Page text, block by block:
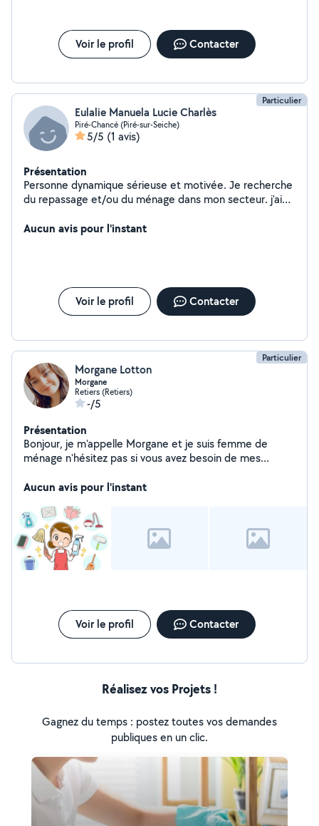
Voir le profil Contacter
Particulier
Eulalie Manuela Lucie Charlès
Piré-Chancé (Piré-sur-Seiche)
5/5 (1 avis)
Présentation
Personne dynamique sérieuse et motivée. Je recherche
du repassage et/ou du ménage dans mon secteur. j'ai
comptabilité.
Aucun avis pour l'instant
Voir le profil Contacter
Particulier
Morgane Lotton
Morgane
Retiers (Retiers)
-/5
Présentation
Bonjour, je m'appelle Morgane et je suis femme de
ménage n'hésitez pas si vous avez besoin de mes
Aucun avis pour l'instant
Voir le profil Contacter
Réalisez vos Projets !
Gagnez du temps : postez toutes vos demandes
publiques en un clic.